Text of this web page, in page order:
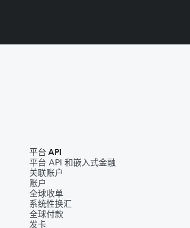
平台 API
平台 API 和嵌入式金融
关联账户
账户
全球收单
系统性换汇
全球付款
发卡